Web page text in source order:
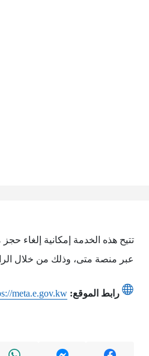
تتيح هذه الخدمة إمكانية إلغاء
عبر منصة متى، وذلك من خلال
رابط الموقع: meta.e.gov.kw